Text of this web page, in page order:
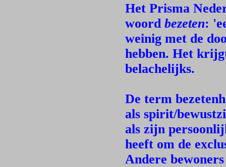
Het Prisma
woord bezeten:
weinig met de
hebben. Het
belachelijks.
De term
als spirit/
als zijn
heeft om de
Andere